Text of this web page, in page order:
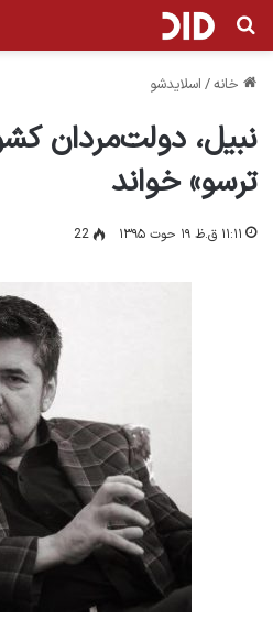
جستجو برای
خانه/ اسلایدشو
نبیل، دولت‌مردان
ترسو» خواند
۱۱:۱۱ ق.ظ ۱۹ حوت ۱۳۹۵ 22